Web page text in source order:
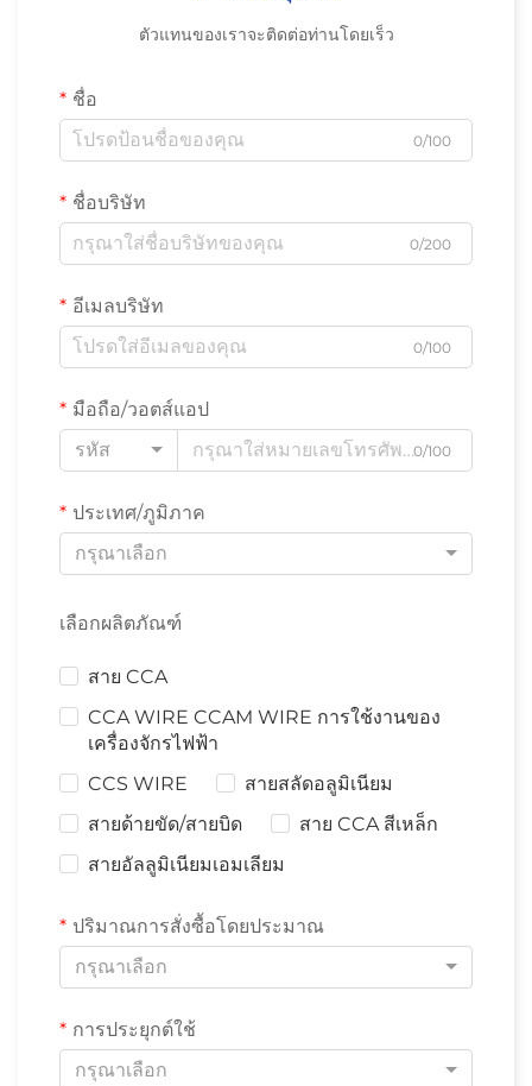
ตัวแทนของเราจะติดต่อท่านโดยเร็ว
ชื่อ
0/100
ชื่อบริษัท
0/200
อีเมลบริษัท
0/100
มือถือ/วอตส์แอป
รหัส
0/100
ประเทศ/ภูมิภาค
กรุณาเลือก
เลือกผลิตภัณฑ์
สาย CCA
CCA WIRE CCAM WIRE การใช้งานของ
เครื่องจักรไฟฟ้า
CCS WIRE
สายสลัดอลูมิเนียม
สายด้ายขัด/สายบิด
สาย CCA สีเหล็ก
สายอัลลูมิเนียมเอมเลียม
ปริมาณการสั่งซื้อโดยประมาณ
กรุณาเลือก
การประยุกต์ใช้
กรุณาเลือก